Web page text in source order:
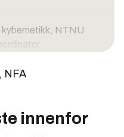
NTNU
NTNU
teknikk, NTNU
NFA
innenfor